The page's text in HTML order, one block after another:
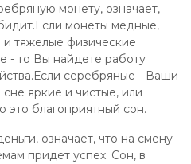
монету, означает,
монеты медные,
и тяжелые физические
- то Вы найдете работу
серебряные - Ваши
яркие и чистые, или
это благоприятный сон.
означает, что на смену
придет успех. Сон, в